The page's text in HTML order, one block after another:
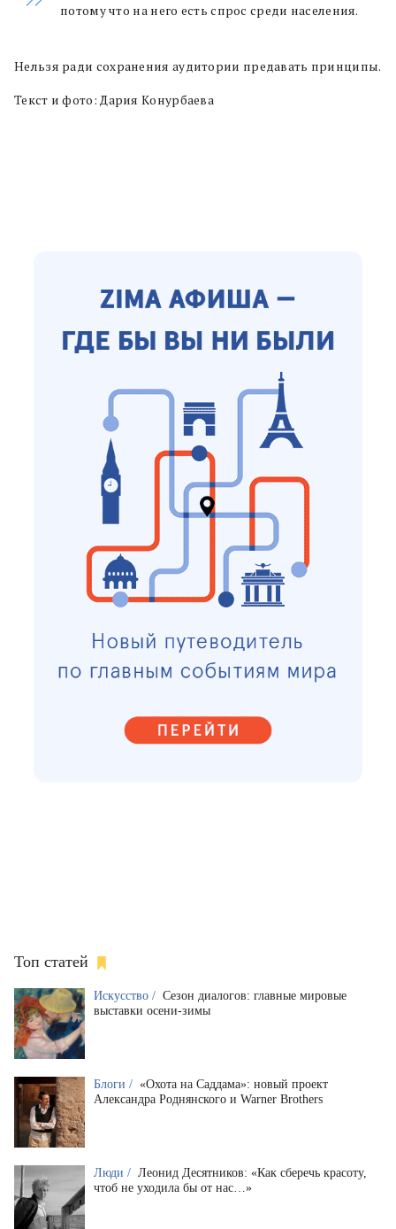
потому что на него есть спрос среди населения.
Нельзя ради сохранения аудитории предавать принципы.
Текст и фото: Дария Конурбаева
Топ статей
Искусство / Сезон диалогов: главные мировые
выставки осени-зимы
Блоги / «Охота на Саддама»: новый проект
Александра Роднянского и Warner Brothers
Люди / Леонид Десятников: «Как сберечь красоту,
чтоб не уходила бы от нас…»